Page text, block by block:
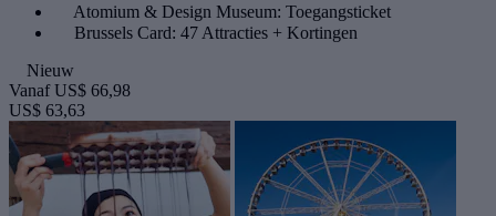
Atomium & Design Museum: Toegangsticket
Brussels Card: 47 Attracties + Kortingen
Nieuw
Vanaf US$ 66,98
US$ 63,63